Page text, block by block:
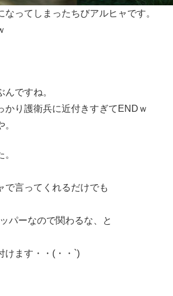
ってしまったちびアルヒャです。
ですね。
り護衛兵に近付きすぎてENDｗ
で言ってくれるだけでも
パーなので関わるな、と
けます・・(・・`)